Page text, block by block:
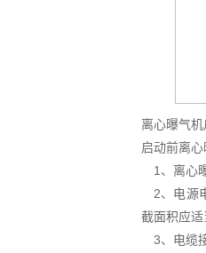
离心曝气
启动前离
1、离心
2、电源
截面积应
3、电缆